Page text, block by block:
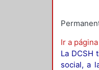
Ir a
La DCSH
social, a